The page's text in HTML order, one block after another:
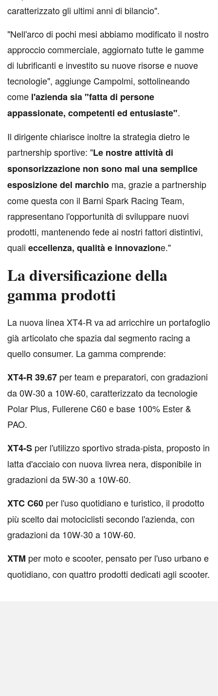
caratterizzato gli ultimi anni di bilancio".
"Nell'arco di pochi mesi abbiamo modificato il nostro
approccio commerciale, aggiornato tutte le gamme
di lubrificanti e investito su nuove risorse e nuove
tecnologie", aggiunge Campolmi, sottolineando
come l'azienda sia "fatta di persone
appassionate, competenti ed entusiaste".
Il dirigente chiarisce inoltre la strategia dietro le
partnership sportive: "Le nostre attività di
sponsorizzazione non sono mai una semplice
esposizione del marchio ma, grazie a partnership
come questa con il Barni Spark Racing Team,
rappresentano l'opportunità di sviluppare nuovi
prodotti, mantenendo fede ai nostri fattori distintivi,
quali eccellenza, qualità e innovazione."
La diversificazione della
gamma prodotti
La nuova linea XT4-R va ad arricchire un portafoglio
già articolato che spazia dal segmento racing a
quello consumer. La gamma comprende:
XT4-R 39.67 per team e preparatori, con gradazioni
da 0W-30 a 10W-60, caratterizzato da tecnologie
Polar Plus, Fullerene C60 e base 100% Ester &
PAO.
XT4-S per l'utilizzo sportivo strada-pista, proposto in
latta d'acciaio con nuova livrea nera, disponibile in
gradazioni da 5W-30 a 10W-60.
XTC C60 per l'uso quotidiano e turistico, il prodotto
più scelto dai motociclisti secondo l'azienda, con
gradazioni da 10W-30 a 10W-60.
XTM per moto e scooter, pensato per l'uso urbano e
quotidiano, con quattro prodotti dedicati agli scooter.